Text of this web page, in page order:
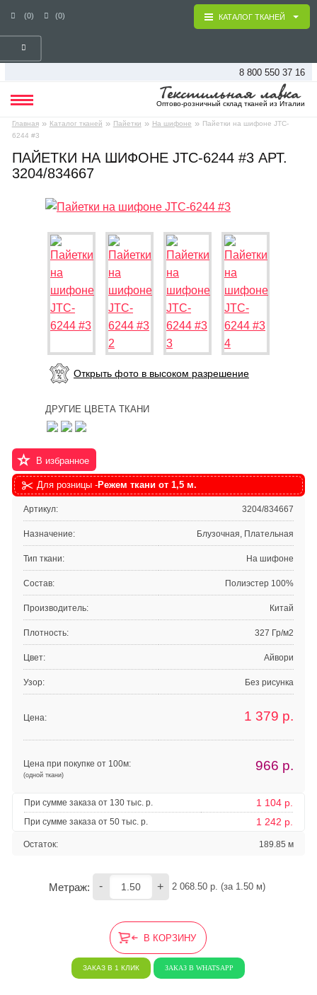
(0) (0)
8 800 550 37 16
Оптово-розничный склад тканей из Италии
Главная » Каталог тканей » Пайетки » На шифоне » Пайетки на шифоне JTC-
6244 #3
КАТАЛОГ ТКАНЕЙ
ПАЙЕТКИ НА ШИФОНЕ JTC-6244 #3 АРТ.
3204/834667
Открыть фото в высоком разрешение
ДРУГИЕ ЦВЕТА ТКАНИ
В избранное
Для розницы -Режем ткани от 1,5 м.
Артикул: 3204/834667
Назначение: Блузочная, Плательная
Тип ткани: На шифоне
Состав: Полиэстер 100%
Производитель: Китай
Плотность: 327 Гр/м2
Цвет: Айвори
Узор: Без рисунка
Цена: 1 379 р.
Цена при покупке от 100м:
(одной ткани)
966 р.
При сумме заказа от 130 тыс. р. 1 104 р.
При сумме заказа от 50 тыс. р. 1 242 р.
Остаток: 189.85 м
Метраж: - + 2 068.50 р. (за 1.50 м)
В КОРЗИНУ
ЗАКАЗ В 1 КЛИК ЗАКАЗ В WHATSAPP